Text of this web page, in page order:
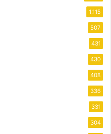
1.115
507
431
430
408
336
331
304